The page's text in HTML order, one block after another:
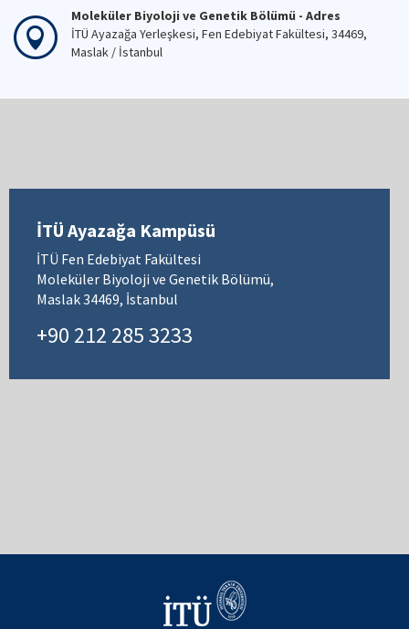
Moleküler Biyoloji ve Genetik Bölümü - Adres
İTÜ Ayazağa Yerleşkesi, Fen Edebiyat Fakültesi, 34469,
Maslak / İstanbul
İTÜ Ayazağa Kampüsü
İTÜ Fen Edebiyat Fakültesi
Moleküler Biyoloji ve Genetik Bölümü,
Maslak 34469, İstanbul
+90 212 285 3233